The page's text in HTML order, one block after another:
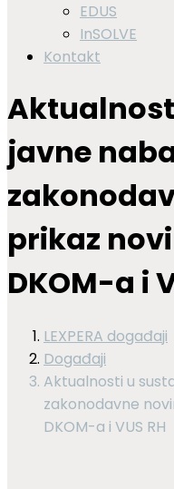
EDUS
InSOLVE
Kontakt
javne
prikaz
DKOM-a i
LEXPERA događaji
Događaji
Aktualnosti u
zakonodavne
DKOM-a i VUS RH